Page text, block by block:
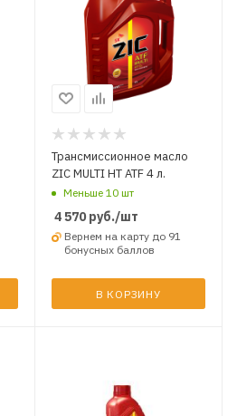
Трансмиссионное масло
ZIC MULTI HT ATF 4 л.
Меньше 10 шт
4 570руб./шт
Вернем на карту до 91
бонусных баллов
В КОРЗИНУ